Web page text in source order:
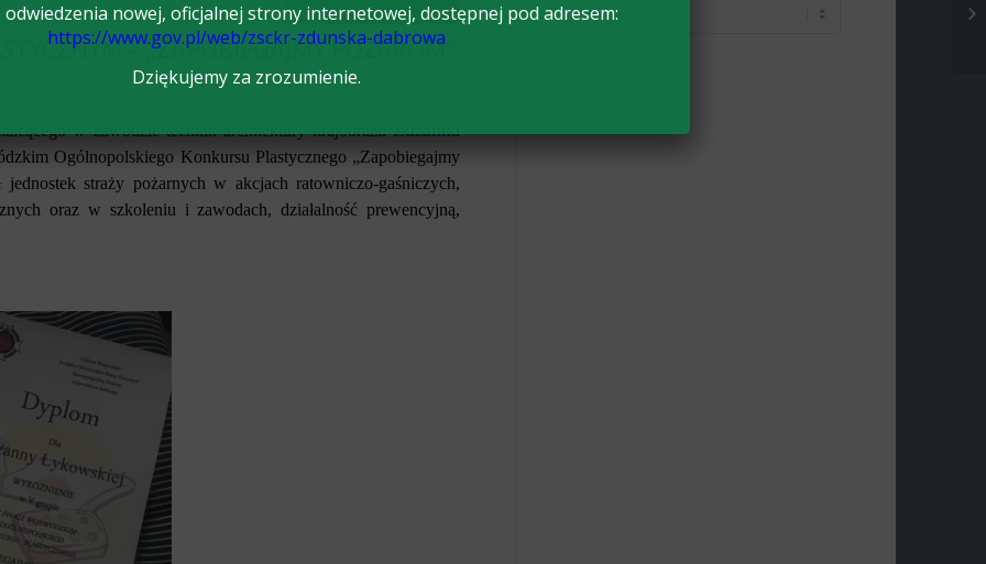
– „ZAPOBIEGAJMY POŻAROM”
w zawodzie technik architektury krajobrazuZuzanna
Ogólnopolskiego Konkursu Plastycznego „Zapobiegajmy
jednostek straży pożarnych w akcjach ratowniczo-gaśniczych,
oraz w szkoleniu i zawodach, działalność prewencyjną,
odwiedzenia nowej, oficjalnej strony internetowej, dostępnej pod adresem:
https://www.gov.pl/web/zsckr-zdunska-dabrowa
Dziękujemy za zrozumienie.